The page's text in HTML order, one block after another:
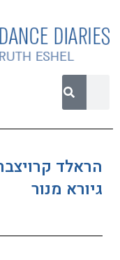
הראלד
גיורא מנור